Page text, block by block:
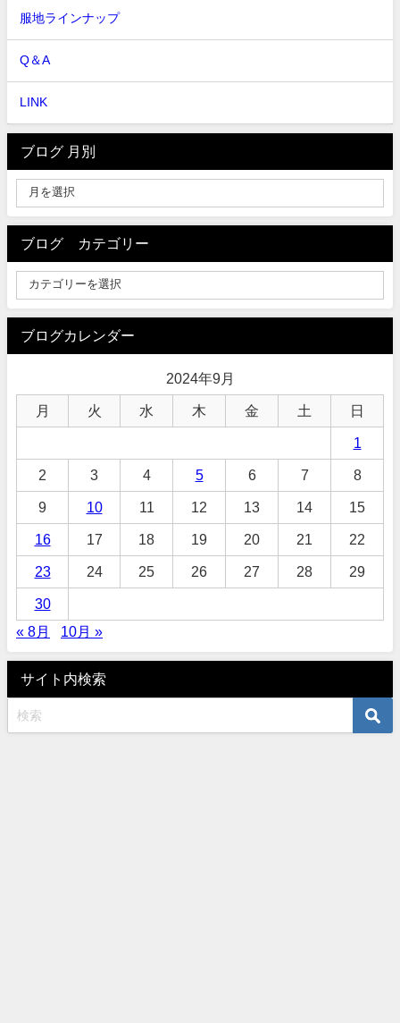
服地ラインナップ
Q＆A
LINK
ブログ 月別
ブログ カテゴリー
ブログカレンダー
2024年9月
月 火 水 木 金 土 日
1
2 3 4 5 6 7 8
9 10 11 12 13 14 15
16 17 18 19 20 21 22
23 24 25 26 27 28 29
30
« 8月
10月 »
サイト内検索